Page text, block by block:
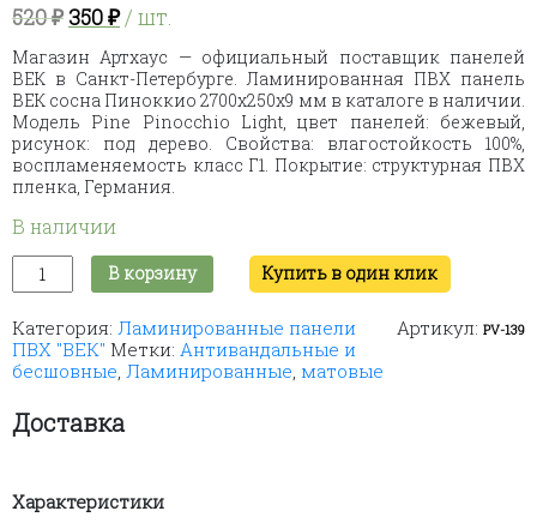
520₽ Первоначальная
цена
составляла
520 ₽.
350₽Текущая
цена:
350 ₽.
/ шт.
Магазин Артхаус — официальный поставщик панелей
ВЕК в Санкт-Петербурге. Ламинированная ПВХ панель
ВЕК сосна Пиноккио 2700х250х9 мм в каталоге в наличии.
Модель Pine Pinocchio Light, цвет панелей: бежевый,
рисунок: под дерево. Свойства: влагостойкость 100%,
воспламеняемость класс Г1. Покрытие: структурная ПВХ
пленка, Германия.
В наличии
Количество
товара
ПВХ
панель
ВЕК
Пиноккио
2700х250х9
В корзину Купить в один клик
Артикул: PV-139
Категория: Ламинированные панели
ПВХ "ВЕК" Метки: Антивандальные и
бесшовные Ламинированные матовые
Доставка
Характеристики